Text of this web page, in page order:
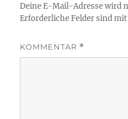
Deine E-Mail-Adresse wird
Erforderliche Felder sind mit
KOMMENTAR *